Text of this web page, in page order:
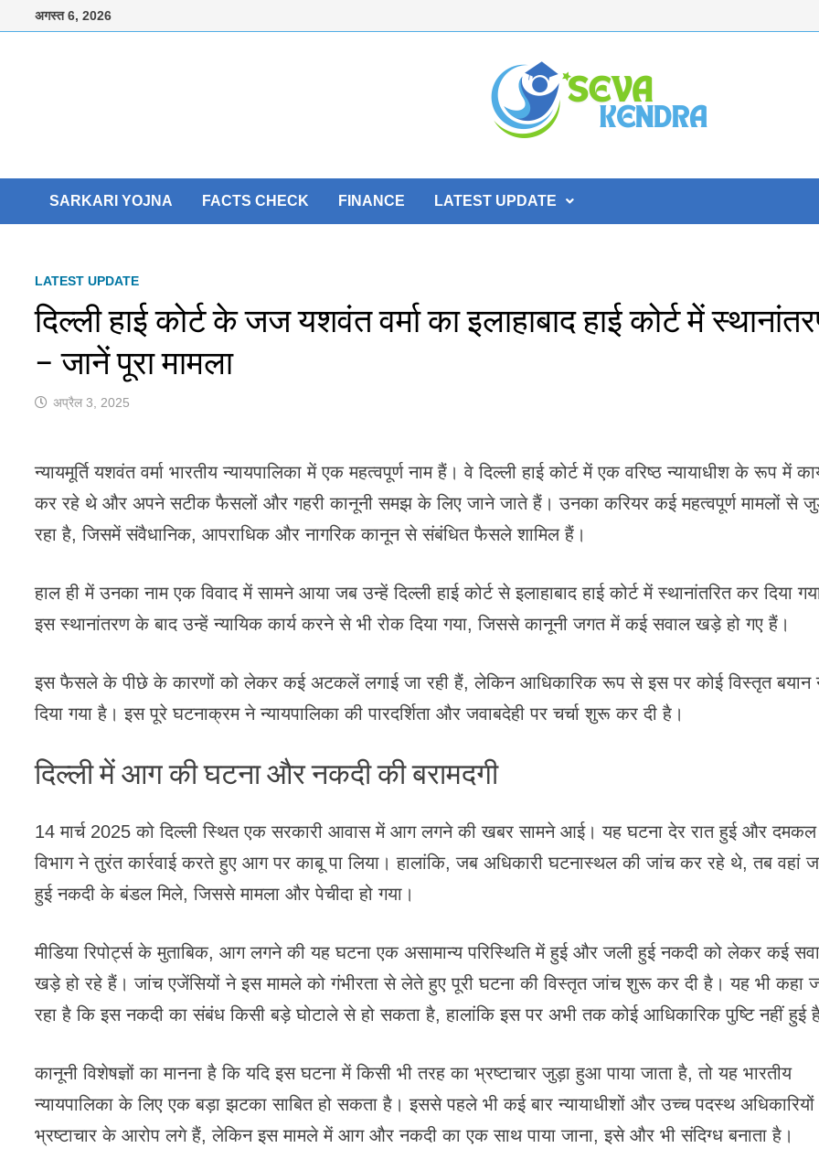
अगस्त 6, 2026
SARKARI YOJNA FACTS CHECK FINANCE LATEST UPDATE
LATEST UPDATE
दिल्ली हाई कोर्ट के जज यशवंत वर्मा का इलाहाबाद हाई कोर्ट में
– जानें पूरा मामला
अप्रैल 3, 2025
न्यायमूर्ति यशवंत वर्मा भारतीय न्यायपालिका में एक महत्वपूर्ण नाम हैं। वे दिल्ली हाई कोर्ट में एक वरिष्ठ न्यायाधीश के रूप में
कर रहे थे और अपने सटीक फैसलों और गहरी कानूनी समझ के लिए जाने जाते हैं। उनका करियर कई महत्वपूर्ण मामलों से
रहा है, जिसमें संवैधानिक, आपराधिक और नागरिक कानून से संबंधित फैसले शामिल हैं।
हाल ही में उनका नाम एक विवाद में सामने आया जब उन्हें दिल्ली हाई कोर्ट से इलाहाबाद हाई कोर्ट में स्थानांतरित कर दिया
इस स्थानांतरण के बाद उन्हें न्यायिक कार्य करने से भी रोक दिया गया, जिससे कानूनी जगत में कई सवाल खड़े हो गए हैं।
इस फैसले के पीछे के कारणों को लेकर कई अटकलें लगाई जा रही हैं, लेकिन आधिकारिक रूप से इस पर कोई विस्तृत बयान
दिया गया है। इस पूरे घटनाक्रम ने न्यायपालिका की पारदर्शिता और जवाबदेही पर चर्चा शुरू कर दी है।
दिल्ली में आग की घटना और नकदी की बरामदगी
14 मार्च 2025 को दिल्ली स्थित एक सरकारी आवास में आग लगने की खबर सामने आई। यह घटना देर रात हुई और दमकल
विभाग ने तुरंत कार्रवाई करते हुए आग पर काबू पा लिया। हालांकि, जब अधिकारी घटनास्थल की जांच कर रहे थे, तब वहां
हुई नकदी के बंडल मिले, जिससे मामला और पेचीदा हो गया।
मीडिया रिपोर्ट्स के मुताबिक, आग लगने की यह घटना एक असामान्य परिस्थिति में हुई और जली हुई नकदी को लेकर कई
खड़े हो रहे हैं। जांच एजेंसियों ने इस मामले को गंभीरता से लेते हुए पूरी घटना की विस्तृत जांच शुरू कर दी है। यह भी कहा
रहा है कि इस नकदी का संबंध किसी बड़े घोटाले से हो सकता है, हालांकि इस पर अभी तक कोई आधिकारिक पुष्टि नहीं हुई
कानूनी विशेषज्ञों का मानना है कि यदि इस घटना में किसी भी तरह का भ्रष्टाचार जुड़ा हुआ पाया जाता है, तो यह भारतीय
न्यायपालिका के लिए एक बड़ा झटका साबित हो सकता है। इससे पहले भी कई बार न्यायाधीशों और उच्च पदस्थ अधिकारियों
भ्रष्टाचार के आरोप लगे हैं, लेकिन इस मामले में आग और नकदी का एक साथ पाया जाना, इसे और भी संदिग्ध बनाता है।